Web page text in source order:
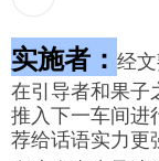
实施者： 经
在引导者和果子
推入下一车间进
荐给话语实力更